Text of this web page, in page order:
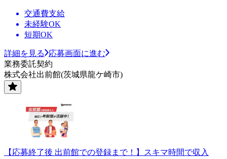
交通費支給
未経験OK
短期OK
詳細を見る
応募画面に進む
業務委託契約
株式会社出前館(茨城県龍ケ崎市)
【応募終了後 出前館での登録まで！】スキマ時間で収入